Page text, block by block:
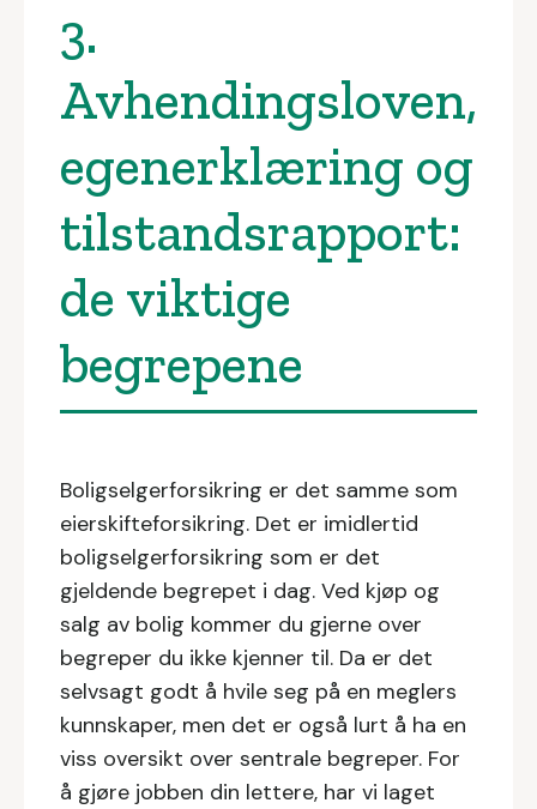
3.
Avhendingsloven,
egenerklæring og
tilstandsrapport:
de viktige
begrepene
Boligselgerforsikring er det samme som
eierskifteforsikring. Det er imidlertid
boligselgerforsikring som er det
gjeldende begrepet i dag. Ved kjøp og
salg av bolig kommer du gjerne over
begreper du ikke kjenner til. Da er det
selvsagt godt å hvile seg på en meglers
kunnskaper, men det er også lurt å ha en
viss oversikt over sentrale begreper. For
å gjøre jobben din lettere, har vi laget